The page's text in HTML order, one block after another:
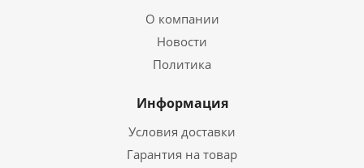
О компании
Новости
Политика
Информация
Условия доставки
Гарантия на товар